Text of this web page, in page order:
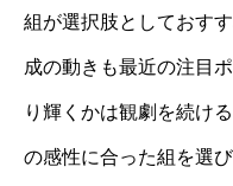
組が選択肢としておす
成の動きも最近の注目
り輝くかは観劇を続け
の感性に合った組を選